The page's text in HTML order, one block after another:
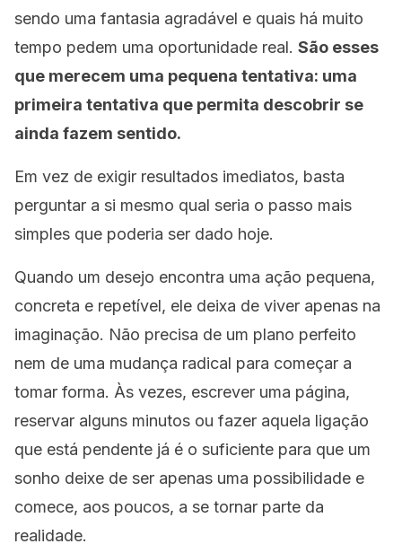
sendo uma fantasia agradável e quais há muito
tempo pedem uma oportunidade real. São esses
que merecem uma pequena tentativa: uma
primeira tentativa que permita descobrir se
ainda fazem sentido.
Em vez de exigir resultados imediatos, basta
perguntar a si mesmo qual seria o passo mais
simples que poderia ser dado hoje.
Quando um desejo encontra uma ação pequena,
concreta e repetível, ele deixa de viver apenas na
imaginação. Não precisa de um plano perfeito
nem de uma mudança radical para começar a
tomar forma. Às vezes, escrever uma página,
reservar alguns minutos ou fazer aquela ligação
que está pendente já é o suficiente para que um
sonho deixe de ser apenas uma possibilidade e
comece, aos poucos, a se tornar parte da
realidade.